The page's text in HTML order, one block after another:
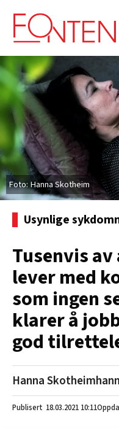
Hanna Skotheim
Usynlige
Tusenvis
lever med
som ingen
klarer å
god
Hanna Skotheim
18.03.2021 10:11